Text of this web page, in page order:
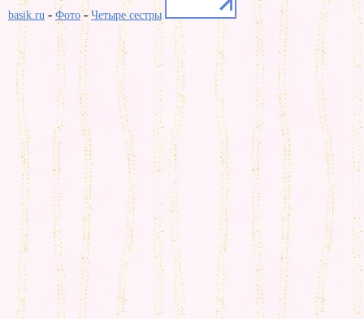
basik.ru - Фото-Четыре сестры